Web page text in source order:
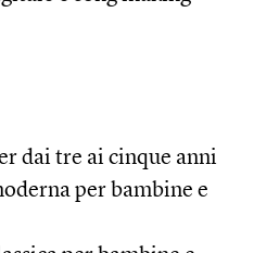
dai tre ai cinque anni
per bambine e